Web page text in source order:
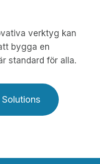
verktyg kan
bygga en
standard för alla.
Solutions